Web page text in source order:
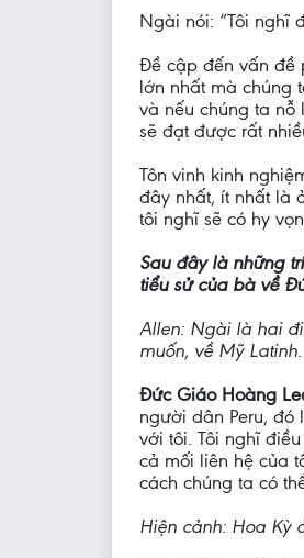
Ngài nói: “Tôi nghĩ
Đề cập đến vấn đề
lớn nhất mà chúng
và nếu chúng ta
sẽ đạt được rất
Tôn vinh kinh
đây nhất, ít nhất là
tôi nghĩ sẽ có hy
Sau đây là những
tiểu sử của bà về
Allen: Ngài là hai
muốn, về Mỹ
Đức Giáo Hoàng
người dân Peru,
với tôi. Tôi nghĩ
cả mối liên hệ của
cách chúng ta có
Hiện cảnh: Hoa Kỳ